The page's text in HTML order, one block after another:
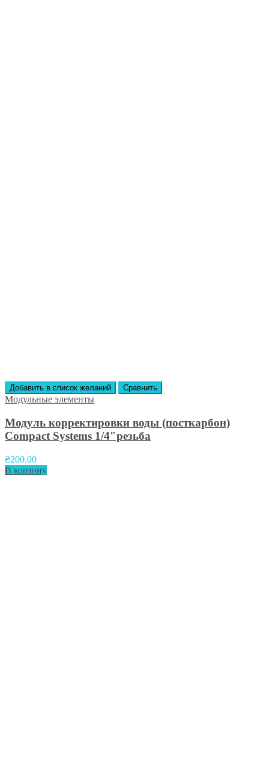
Добавить в список желаний Сравнить
Модульные элементы
Модуль корректировки воды (посткарбон)
Compact Systems 1/4″резьба
₴200.00
В корзину